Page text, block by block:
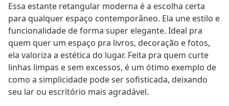
Essa estante retangular moderna é a escolha certa
para qualquer espaço contemporâneo. Ela une estilo e
funcionalidade de forma super elegante. Ideal pra
quem quer um espaço pra livros, decoração e fotos,
ela valoriza a estética do lugar. Feita pra quem curte
linhas limpas e sem excessos, é um ótimo exemplo de
como a simplicidade pode ser sofisticada, deixando
seu lar ou escritório mais agradável.